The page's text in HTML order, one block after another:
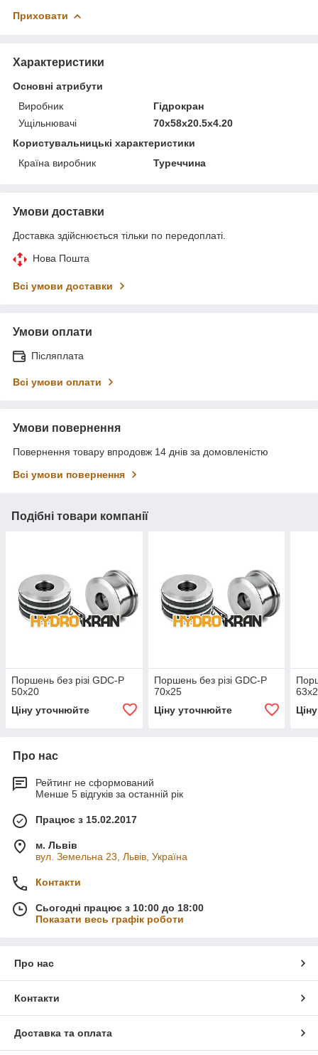
Приховати
Характеристики
Основні атрибути
Виробник
Гідрокран
Ущільнювачі
70x58x20.5x4.20
Користувальницькі характеристики
Країна виробник
Туреччина
Умови доставки
Доставка здійснюється тільки по передоплаті.
Нова Пошта
Всі умови доставки
Умови оплати
Післяплата
Всі умови оплати
Умови повернення
Повернення товару впродовж 14 днів за домовленістю
Всі умови повернення
Подібні товари компанії
Поршень без різі GDC-P
50x20
Ціну уточнюйте
Поршень без різі GDC-P
70x25
Ціну уточнюйте
Про нас
Рейтинг не сформований
Менше 5 відгуків за останній рік
Працює з 15.02.2017
м. Львів
вул. Земельна 23, Львів, Україна
Контакти
Сьогодні працює з 10:00 до 18:00
Показати весь графік роботи
Про нас
Контакти
Доставка та оплата